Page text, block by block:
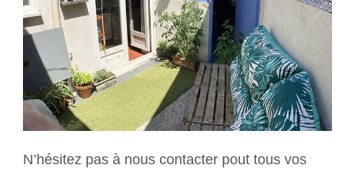
N’hésitez pas à nous contacter pout tous vos